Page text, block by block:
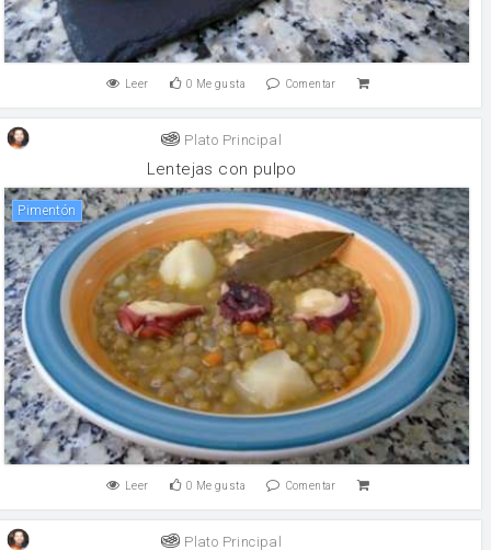
Leer 0 Me gusta Comentar
Plato Principal
Lentejas con pulpo
Pimentón
Leer 0 Me gusta Comentar
Plato Principal